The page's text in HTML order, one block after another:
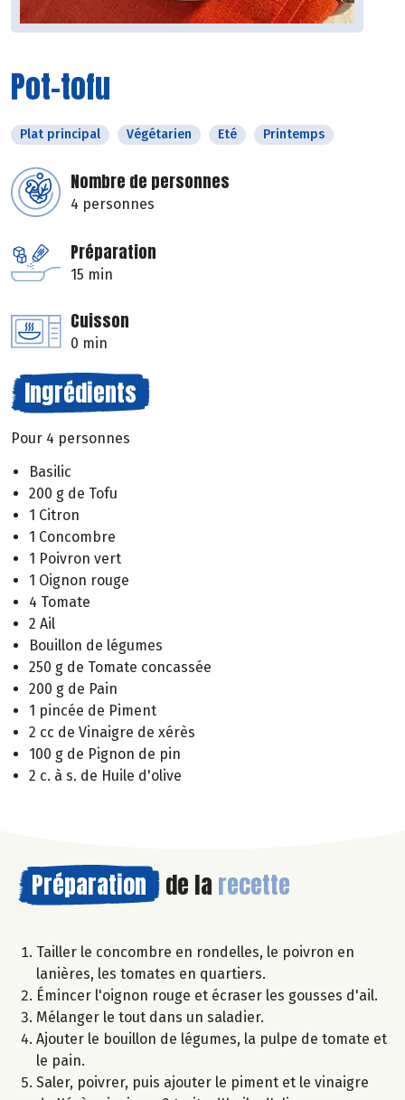
Pot-tofu
Plat principal Végétarien Eté Printemps
Nombre de personnes
4 personnes
Préparation
15 min
Cuisson
0 min
Ingrédients
Pour 4 personnes
Basilic
200 g de Tofu
1 Citron
1 Concombre
1 Poivron vert
1 Oignon rouge
4 Tomate
2 Ail
Bouillon de légumes
250 g de Tomate concassée
200 g de Pain
1 pincée de Piment
2 cc de Vinaigre de xérès
100 g de Pignon de pin
2 c. à s. de Huile d'olive
Préparation de la recette
Tailler le concombre en rondelles, le poivron en
lanières, les tomates en quartiers.
Émincer l'oignon rouge et écraser les gousses d'ail.
Mélanger le tout dans un saladier.
Ajouter le bouillon de légumes, la pulpe de tomate et
le pain.
Saler, poivrer, puis ajouter le piment et le vinaigre